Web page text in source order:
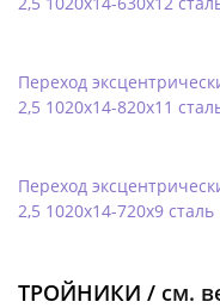
Переход
2,5 1020х14-820х11
Переход
2,5 1020х14-720х9 сталь
ТРОЙНИКИ / см.